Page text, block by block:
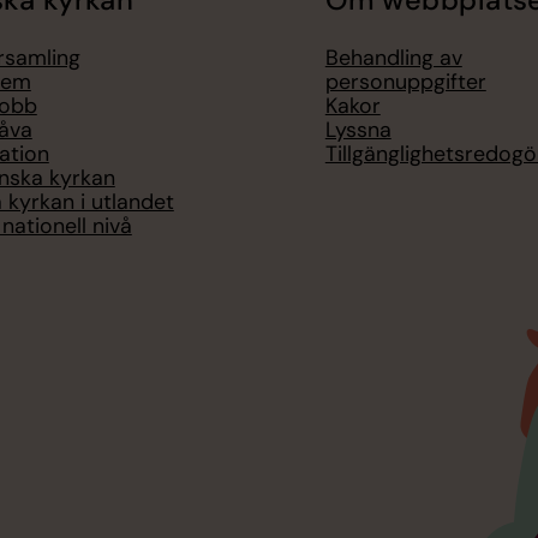
kyrkan
kyrkan i utlandet
nivå
Behandling av
personuppgifter
Kakor
Lyssna